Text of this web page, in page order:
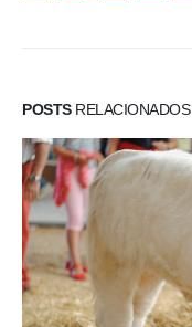
POSTSRELACIONADOS